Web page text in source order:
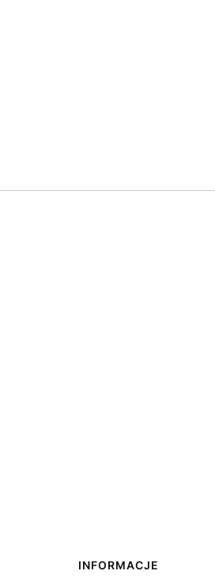
INFORMACJE